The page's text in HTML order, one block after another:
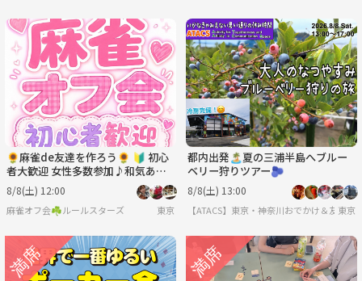
🌻麻雀de友達を作ろう🌻 🔰 初心
者大歓迎 女性多数参加♪和気あい
あい麻雀オフ会！
8/8(土) 12:00
麻雀オフ会☘️ルールスターズ 東京
都内出発🏝️夏の三浦半島へブルー
ベリー狩りツアー🫐
8/8(土) 13:00
【ATACS】東京・神奈川おでかけ＆友達
東京